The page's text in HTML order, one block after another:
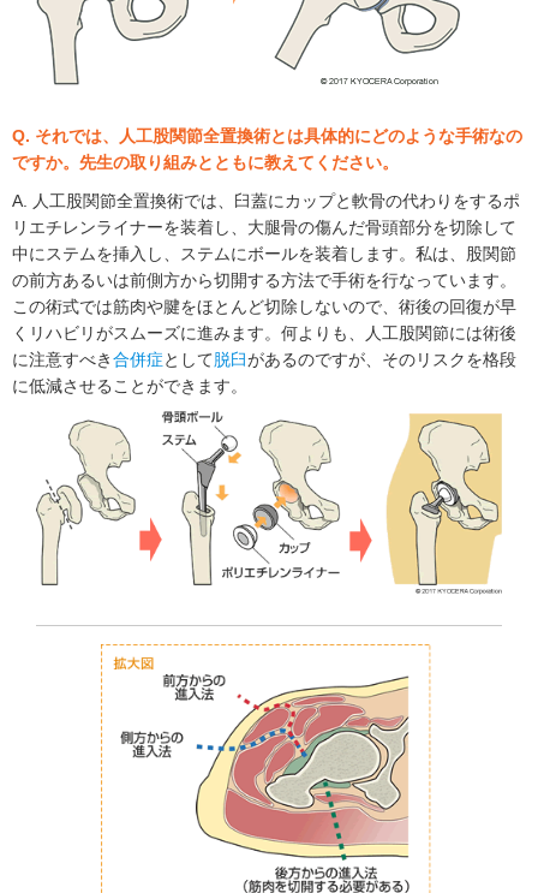
Q. それでは、人工股関節全置換術とは具体的にどのような手術なの
ですか。先生の取り組みとともに教えてください。
A. 人工股関節全置換術では、臼蓋にカップと軟骨の代わりをするポ
リエチレンライナーを装着し、大腿骨の傷んだ骨頭部分を切除して
中にステムを挿入し、ステムにボールを装着します。私は、股関節
の前方あるいは前側方から切開する方法で手術を行なっています。
この術式では筋肉や腱をほとんど切除しないので、術後の回復が早
くリハビリがスムーズに進みます。何よりも、人工股関節には術後
に注意すべき合併症として脱臼があるのですが、そのリスクを格段
に低減させることができます。